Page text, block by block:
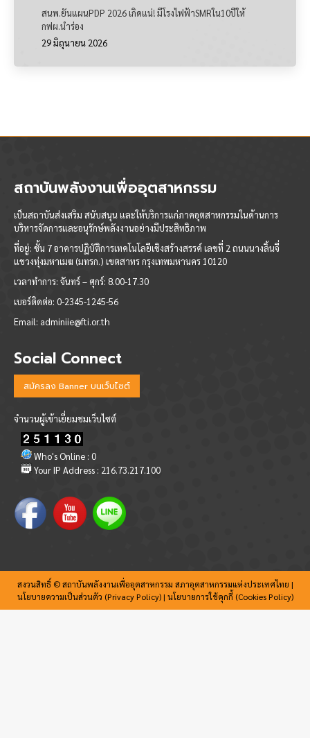
สนพ.ยันแผนPDP 2026 เกิดแน่! มีโรงไฟฟ้าSMRใน10ปีให้
กฟผ.นำร่อง
29 มิถุนายน 2026
สถาบันพลังงานเพื่ออุตสาหกรรม
เป็นสถาบันส่งเสริม สนับสนุน และให้บริการแก่ภาคอุตสาหกรรมในด้านการ
บริหารจัดการและอนุรักษ์พลังงานอย่างมีประสิทธิภาพ
ที่อยู่: ชั้น 7 อาคารปฏิบัติการเทคโนโลยีเชิงสร้างสรรค์ เลขที่ 2 ถนนนางลิ้นจี่
แขวงทุ่งมหาเมฆ (มทรก.) เขตสาทร กรุงเทพมหานคร 10120
เวลาทำการ: จันทร์ – ศุกร์: 8.00-17.30
เบอร์ติดต่อ: 0-2345-1245-56
Email: adminiie@fti.or.th
Social Connect
สมัครลง Banner บนเว็บไซต์
จำนวนผู้เข้าเยี่ยมชมเว็บไซต์
Who's Online : 0
Your IP Address : 216.73.217.100
สงวนสิทธิ์ © สถาบันพลังงานเพื่ออุตสาหกรรม สภาอุตสาหกรรมแห่งประเทศไทย |
นโยบายความเป็นส่วนตัว (Privacy Policy)| นโยบายการใช้คุกกี้ (Cookies Policy)